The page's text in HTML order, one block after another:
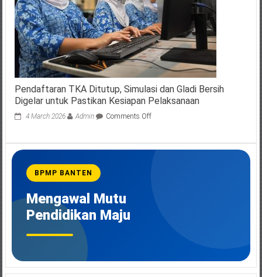
Pendaftaran TKA Ditutup, Simulasi dan Gladi Bersih
Digelar untuk Pastikan Kesiapan Pelaksanaan
4 March 2026 Admin Comments Offon
BPMP BANTEN
Mengawal Mutu
Pendidikan Maju